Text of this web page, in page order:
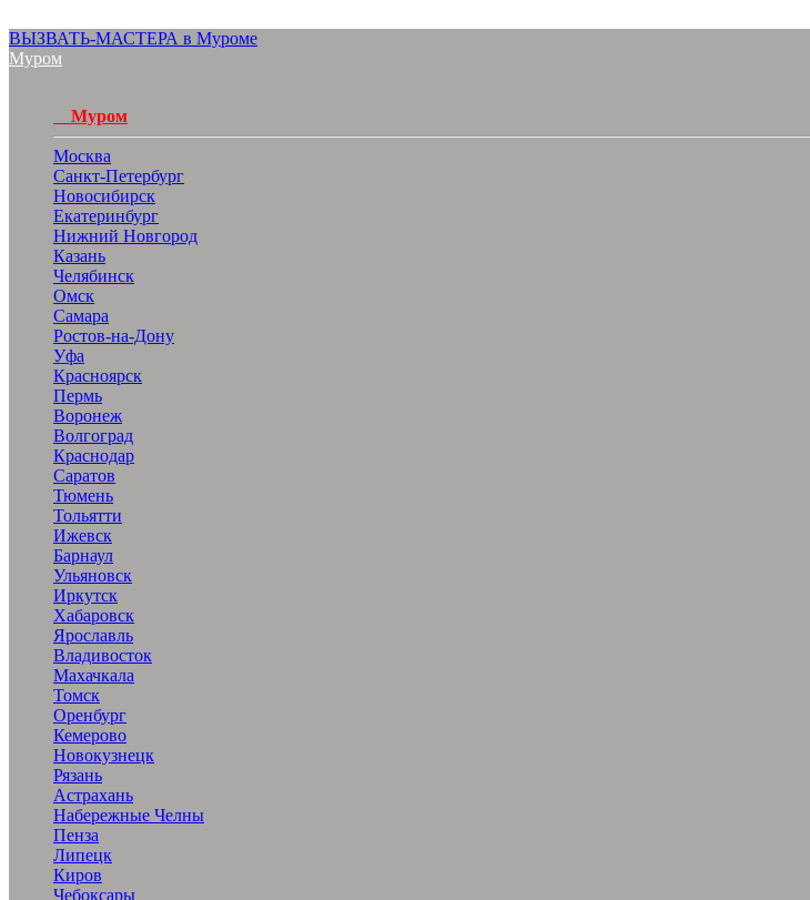
ВЫЗВАТЬ-МАСТЕРА в Муроме
Муром
Муром
Москва
Санкт-Петербург
Новосибирск
Екатеринбург
Нижний Новгород
Казань
Челябинск
Омск
Самара
Ростов-на-Дону
Уфа
Красноярск
Пермь
Воронеж
Волгоград
Краснодар
Саратов
Тюмень
Тольятти
Ижевск
Барнаул
Ульяновск
Иркутск
Хабаровск
Ярославль
Владивосток
Махачкала
Томск
Оренбург
Кемерово
Новокузнецк
Рязань
Астрахань
Набережные Челны
Пенза
Липецк
Киров
Чебоксары